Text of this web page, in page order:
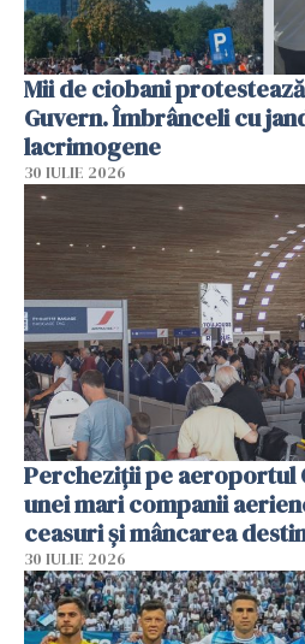
Mii de ciobani protestează
Guvern. Îmbrânceli cu
lacrimogene
30 IULIE 2026
Percheziții pe aeroportul
unei mari companii
ceasuri și mâncarea
30 IULIE 2026